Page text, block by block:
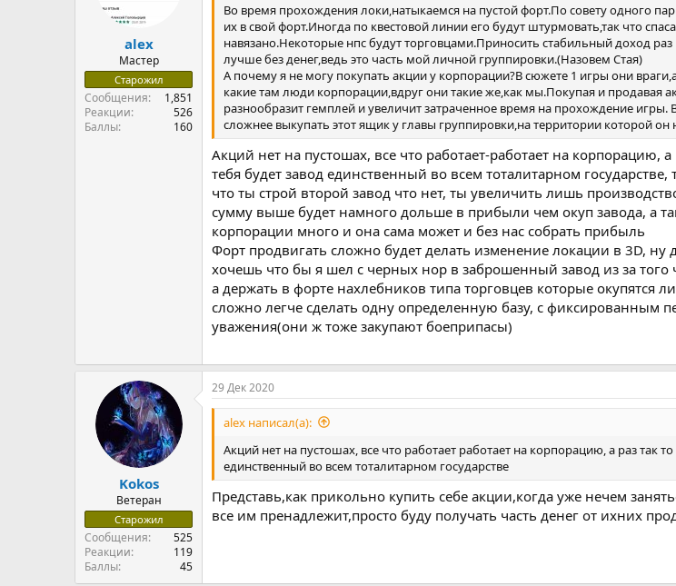
alex
Мастер
Старожил
Сообщения
1,851
Реакции
526
Баллы
160
Во время прохождения локи,натыкаемся на пустой форт.По совету одного
их в свой форт.Иногда по квестовой линии его будут штурмовать,так что
навязано.Некоторые нпс будут торговцами.Приносить стабильный доход
лучше без денег,ведь это часть мой личной группировки.(Назовем Стая)
А почему я не могу покупать акции у корпорации?В сюжете 1 игры они
какие там люди корпорации,вдруг они такие же,как мы.Покупая и продавая
разнообразит гемплей и увеличит затраченное время на прохождение
сложнее выкупать этот ящик у главы группировки,на территории которой он
Акций нет на пустошах, все что работает-работает на корпорацию,
тебя будет завод единственный во всем тоталитарном
что ты строй второй завод что нет, ты увеличить лишь
сумму выше будет намного дольше в прибыли чем окуп завода, а
корпорации много и она сама может и без нас собрать прибыль
Форт продвигать сложно будет делать изменение локации в 3D,
хочешь что бы я шел с черных нор в заброшенный завод из за
а держать в форте нахлебников типа торговцев которые
сложно легче сделать одну определенную базу, с
уважения(они ж тоже закупают боеприпасы)
Kokos
Ветеран
Старожил
Сообщения
525
Реакции
119
Баллы
45
29 Дек 2020
alex написал(а):
Акций нет на пустошах, все что работает работает на корпорацию, а раз так
единственный во всем тоталитарном государстве
Представь,как прикольно купить себе акции,когда уже нечем
все им пренадлежит,просто буду получать часть денег от ихних